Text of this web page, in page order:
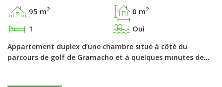
95 m2 0 m2
1 Oui
Appartement duplex d’une chambre situé à côté du
parcours de golf de Gramacho et à quelques minutes de…